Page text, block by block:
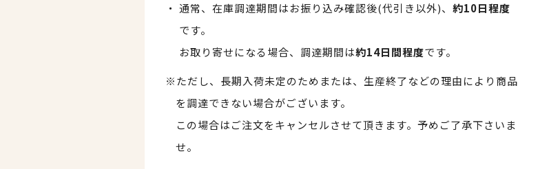
通常、在庫調達期間はお振り込み確認後(代引き以外)、 約10日程度
です。
お取り寄せになる場合、調達期間は約14日間程度です。
※ただし、長期入荷未定のためまたは、生産終了などの理由により商品
を調達できない場合がございます。
この場合はご注文をキャンセルさせて頂きます。予めご了承下さいま
せ。